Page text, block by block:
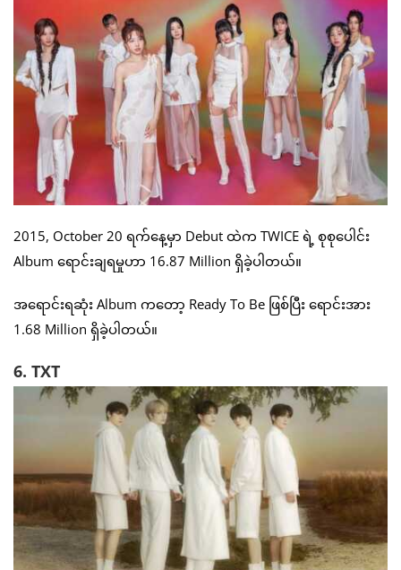
2015, October 20 ရက်နေ့မှာ Debut ထဲက TWICE ရဲ့ စုစုပေါင်း
Album ရောင်းချရမှုဟာ 16.87 Million ရှိခဲ့ပါတယ်။
အရောင်းရဆုံး Album ကတော့ Ready To Be ဖြစ်ပြီး ရောင်းအား
1.68 Million ရှိခဲ့ပါတယ်။
6. TXT